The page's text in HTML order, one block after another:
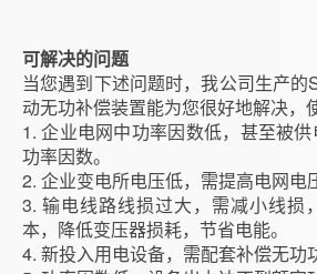
可解决的问题
当您遇到下述问题时，我公司生产的
动无功补偿装置能为您很好地解决，
1. 企业电网中功率因数低，甚至被
功率因数。
2. 企业变电所电压低，需提高电网电
3. 输电线路线损过大，需减小线损
本，降低变压器损耗，节省电能。
4. 新投入用电设备，需配套补偿无功